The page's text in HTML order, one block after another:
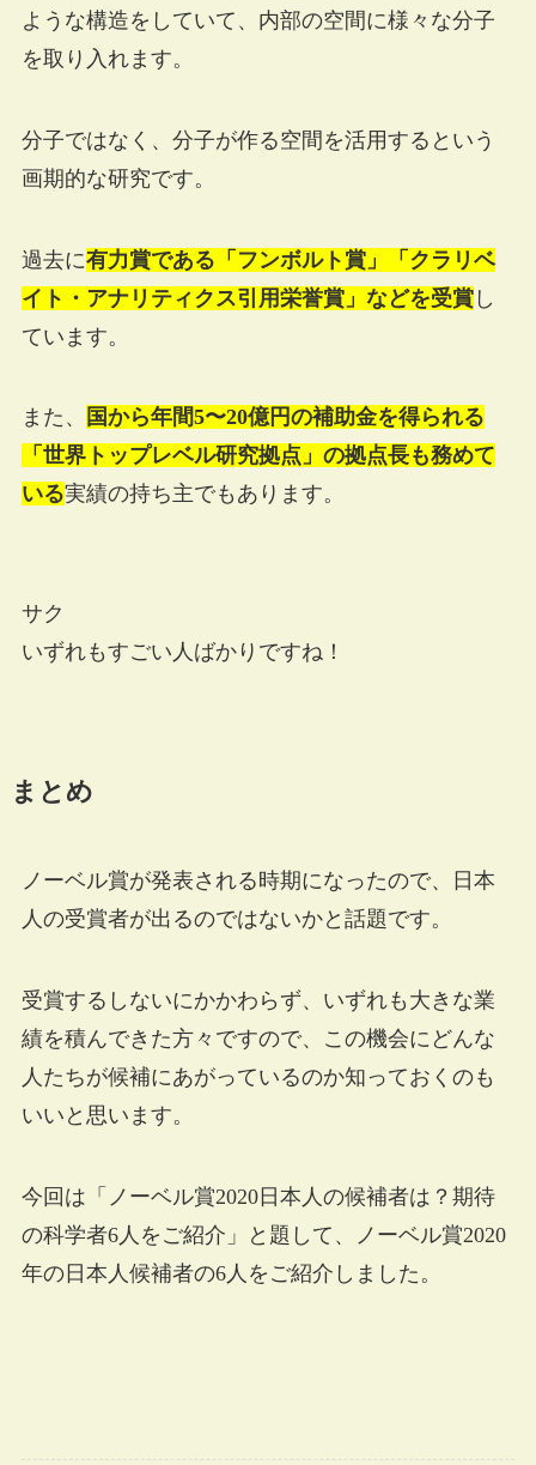
ような構造をしていて、内部の空間に様々な分子
を取り入れます。
分子ではなく、分子が作る空間を活用するという
画期的な研究です。
過去に有力賞である「フンボルト賞」「クラリベ
イト・アナリティクス引用栄誉賞」などを受賞し
ています。
また、
国から年間5〜20億円の補助金を得られる
「世界トップレベル研究拠点」の拠点長も務めて
いる実績の持ち主でもあります。
サク
いずれもすごい人ばかりですね！
まとめ
ノーベル賞が発表される時期になったので、日本
人の受賞者が出るのではないかと話題です。
受賞するしないにかかわらず、いずれも大きな業
績を積んできた方々ですので、この機会にどんな
人たちが候補にあがっているのか知っておくのも
いいと思います。
今回は「ノーベル賞2020日本人の候補者は？期待
の科学者6人をご紹介」と題して、ノーベル賞2020
年の日本人候補者の6人をご紹介しました。